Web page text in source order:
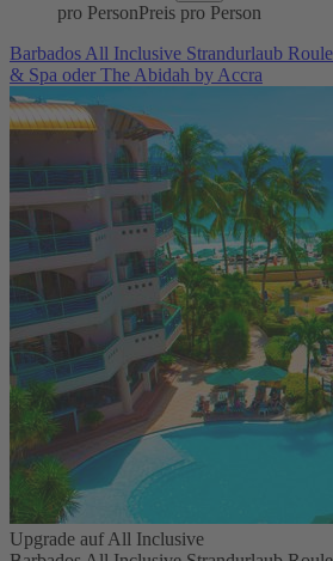
pro PersonPreis pro Person
Barbados All Inclusive Strandurlaub
& Spa oder The Abidah by Accra
Upgrade auf All Inclusive